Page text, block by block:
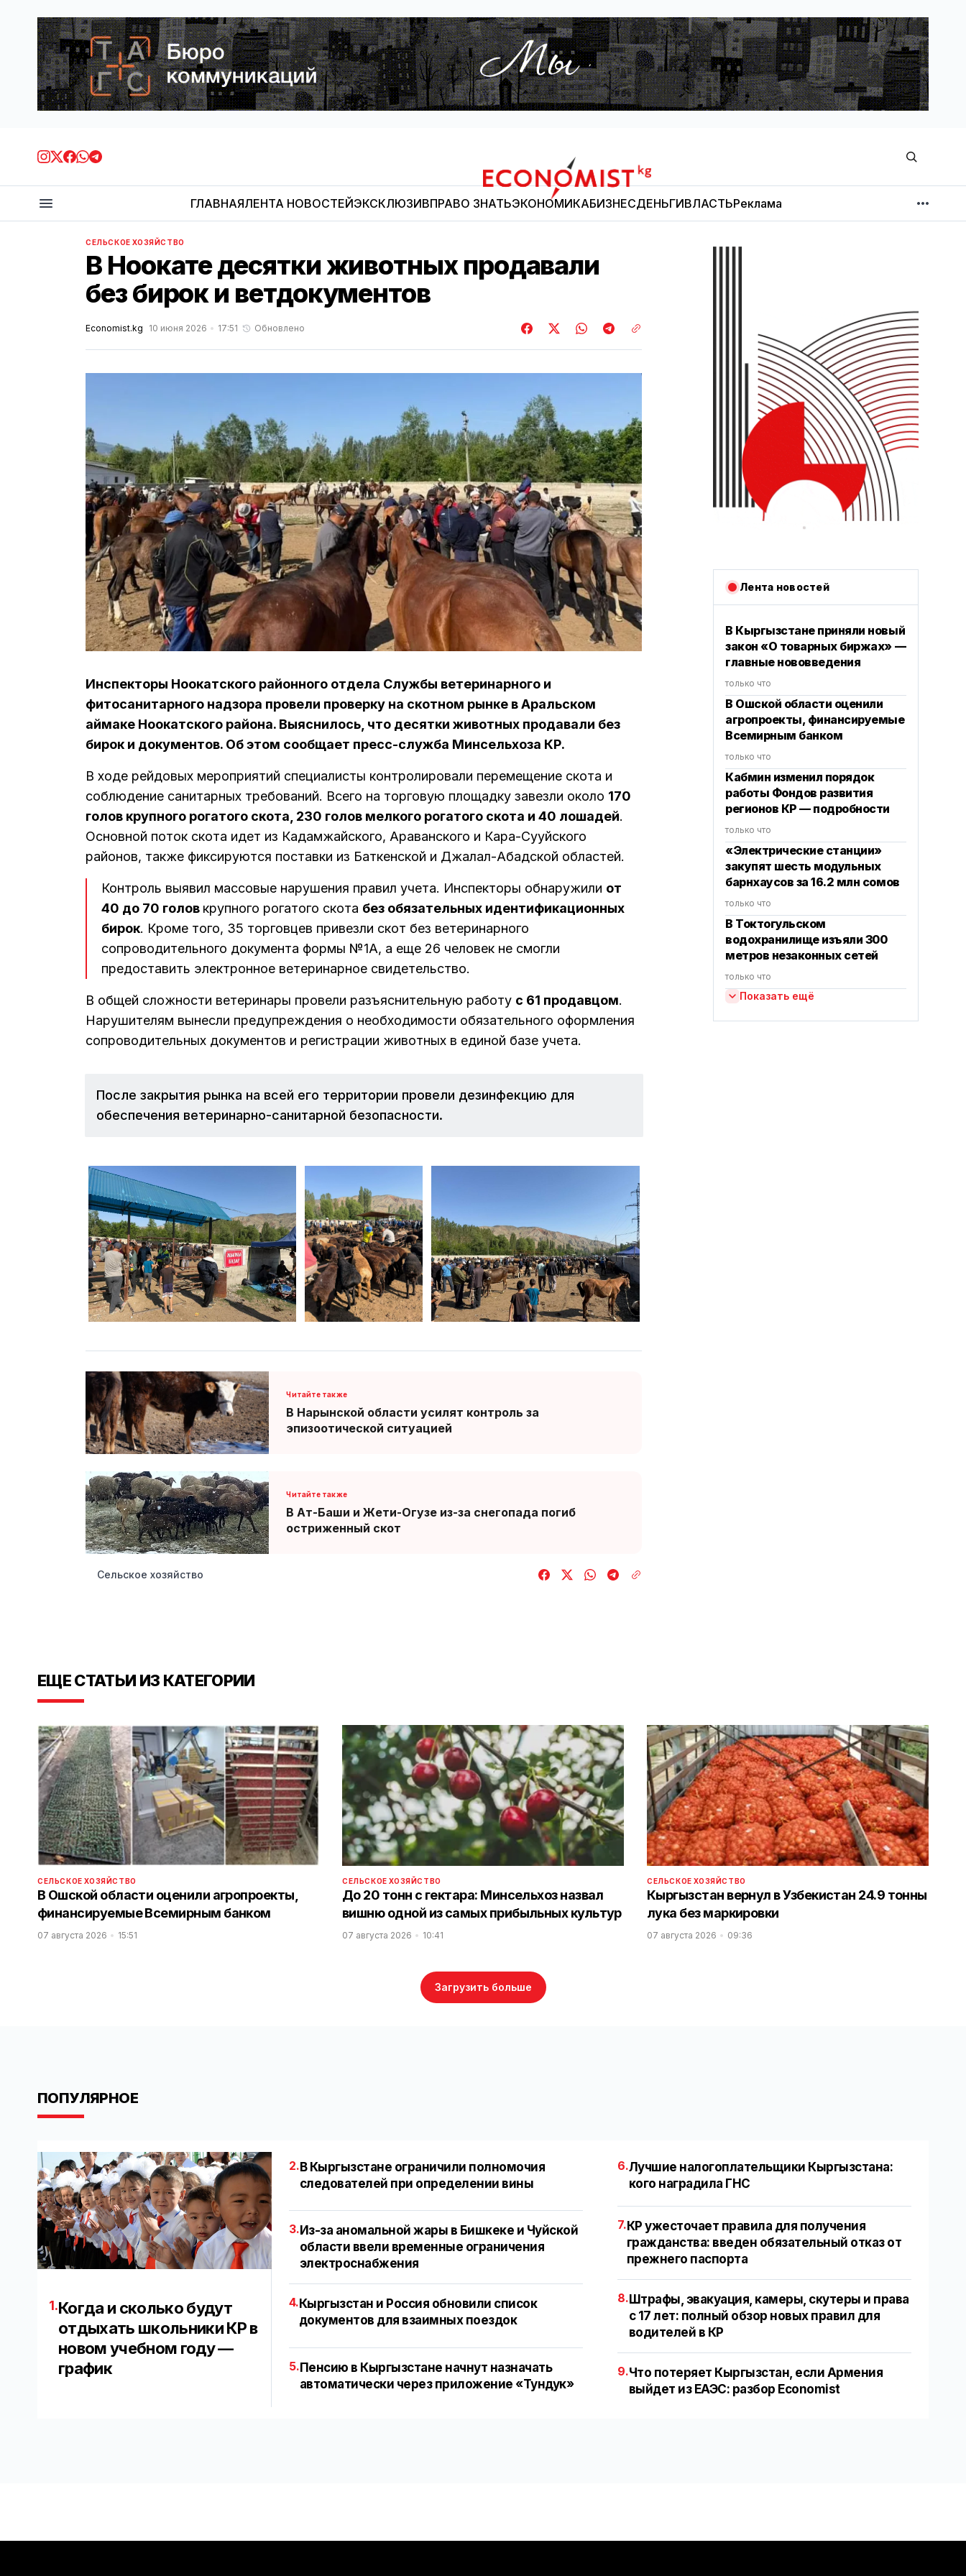
Economist.kg
ГЛАВНАЯЛЕНТА НОВОСТЕЙЭКСКЛЮЗИВПРАВО ЗНАТЬЭКОНОМИКАБИЗНЕСДЕНЬГИВЛАСТЬРеклама
МНЕНИЕ
СЕЛЬСКОЕ ХОЗЯЙСТВО
В Ноокате десятки животных продавали
без бирок и ветдокументов
Economist.kg 10 июня 2026 17:51 Обновлено
Инспекторы Ноокатского районного отдела Службы ветеринарного и
фитосанитарного надзора провели проверку на скотном рынке в Аральском
аймаке Ноокатского района. Выяснилось, что десятки животных продавали без
бирок и документов. Об этом сообщает пресс-служба Минсельхоза КР.
В ходе рейдовых мероприятий специалисты контролировали перемещение скота и
соблюдение санитарных требований. Всего на торговую площадку завезли около 170
голов крупного рогатого скота, 230 голов мелкого рогатого скота и 40 лошадей.
Основной поток скота идет из Кадамжайского, Араванского и Кара-Сууйского
районов, также фиксируются поставки из Баткенской и Джалал-Абадской областей.
Контроль выявил массовые нарушения правил учета. Инспекторы обнаружили от
40 до 70 голов крупного рогатого скота без обязательных идентификационных
бирок. Кроме того, 35 торговцев привезли скот без ветеринарного
сопроводительного документа формы №1А, а еще 26 человек не смогли
предоставить электронное ветеринарное свидетельство.
В общей сложности ветеринары провели разъяснительную работу с 61 продавцом.
Нарушителям вынесли предупреждения о необходимости обязательного оформления
сопроводительных документов и регистрации животных в единой базе учета.
После закрытия рынка на всей его территории провели дезинфекцию для
обеспечения ветеринарно-санитарной безопасности.
В Нарынской области усилят контроль за
эпизоотической ситуацией
В Ат-Баши и Жети-Огузе из-за снегопада погиб
остриженный скот
Сельское хозяйство
Лента новостей
В Кыргызстане приняли новый
закон «О товарных биржах» —
главные нововведения
только что
В Ошской области оценили
агропроекты, финансируемые
Всемирным банком
только что
Кабмин изменил порядок
работы Фондов развития
регионов КР — подробности
только что
«Электрические станции»
закупят шесть модульных
барнхаусов за 16.2 млн сомов
только что
В Токтогульском
водохранилище изъяли 300
метров незаконных сетей
только что
Показать ещё
ЕЩЕ СТАТЬИ ИЗ КАТЕГОРИИ
СЕЛЬСКОЕ ХОЗЯЙСТВО
В Ошской области оценили агропроекты,
финансируемые Всемирным банком
07 августа 2026 15:51
СЕЛЬСКОЕ ХОЗЯЙСТВО
До 20 тонн с гектара: Минсельхоз назвал
вишню одной из самых прибыльных культур
07 августа 2026 10:41
СЕЛЬСКОЕ ХОЗЯЙСТВО
Кыргызстан вернул в Узбекистан 24.9 тонны
лука без маркировки
07 августа 2026 09:36
Загрузить больше
ПОПУЛЯРНОЕ
1.Когда и сколько будут
отдыхать школьники КР в
новом учебном году —
график
2.В Кыргызстане ограничили полномочия
следователей при определении вины
3. Из-за аномальной жары в Бишкеке и Чуйской
области ввели временные ограничения
электроснабжения
4. Кыргызстан и Россия обновили список
документов для взаимных поездок
5.Пенсию в Кыргызстане начнут назначать
автоматически через приложение «Тундук»
6.Лучшие налогоплательщики Кыргызстана:
кого наградила ГНС
7.КР ужесточает правила для получения
гражданства: введен обязательный отказ от
прежнего паспорта
8.Штрафы, эвакуация, камеры, скутеры и права
с 17 лет: полный обзор новых правил для
водителей в КР
9.Что потеряет Кыргызстан, если Армения
выйдет из ЕАЭС: разбор Economist